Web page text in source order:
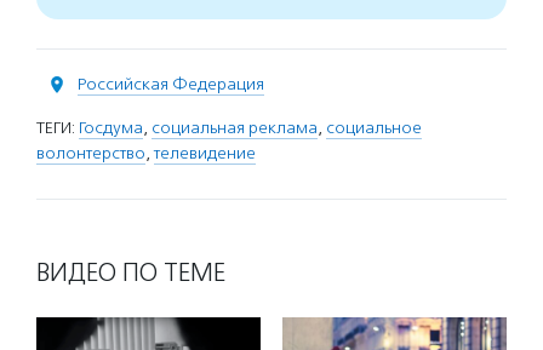
Российская Федерация
ТЕГИ: Госдума, социальная реклама, социальное
волонтерство,телевидение
ВИДЕО ПО ТЕМЕ